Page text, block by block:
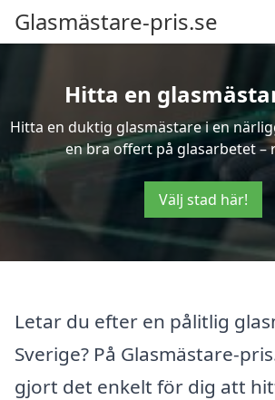
Glasmästare-pris.se
Hitta en
Hitta en duktig glasmästare i en
en bra offert på glasarbetet –
Välj stad här!
Letar du efter en pålitlig
Sverige? På Glasmästare-
gjort det enkelt för dig att